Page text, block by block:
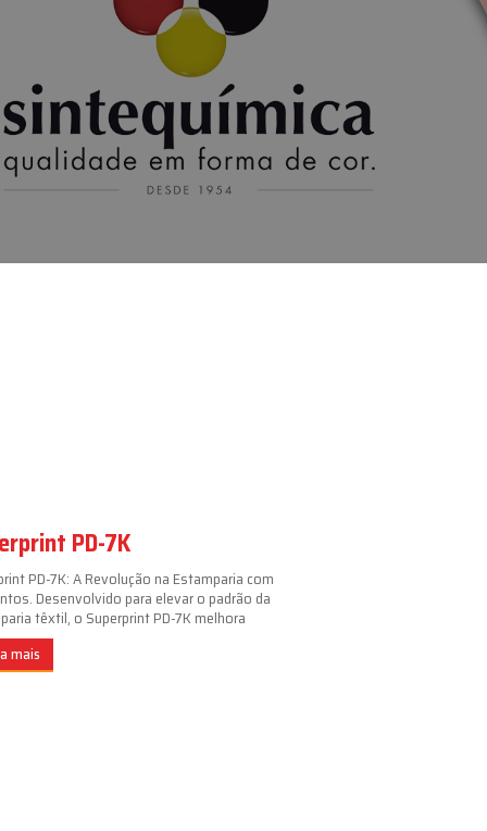
PD-7K
PD-7K: A Revolução na Estamparia com
Desenvolvido para elevar o padrão da
têxtil, o Superprint PD-7K melhora
mais